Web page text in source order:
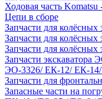
Ходовая часть
Цепи в сборе
Запчасти для колёсных
Запчасти для колёсных
Запчасти для колёсных
Запчасти
ЭО-3326/ ЕК-12/ ЕК-
Запчасти для
Запасные части на